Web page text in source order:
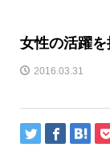
女性の活躍
2016.03.31